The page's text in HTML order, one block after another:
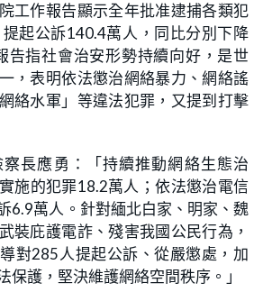
工作報告顯示全年批准逮捕各類犯
起公訴140.4萬人，同比分別下降
告指社會治安形勢持續向好，是世
，表明依法懲治網絡暴力、網絡謠
絡水軍」等違法犯罪，又提到打擊
長應勇：「持續推動網絡生態治
施的犯罪18.2萬人；依法懲治電信
6.9萬人。針對緬北白家、明家、魏
裝庇護電詐、殘害我國公民行為，
對285人提起公訴、從嚴懲處，加
保護，堅決維護網絡空間秩序。」